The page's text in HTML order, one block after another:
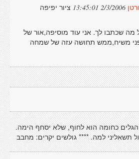
2/3/2006 13:45:01 ציור יפיפה
מה שכתבו לך. אני עוד מוסיפה,אור של
משיח,ממש תחושה עזה של שמחה
כחומה הוא לחוף, שלא יסחף הימה.
תשאליני למה. **** גולשים יקרים: מחבב